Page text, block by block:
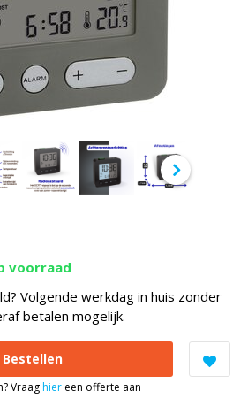
voorraad
Volgende werkdag in huis zonder
betalen mogelijk.
Bestellen
Vraaghier een offerte aan